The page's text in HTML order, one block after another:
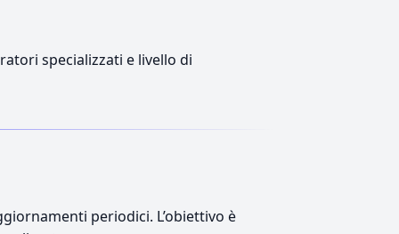
specializzati e livello di
periodici. L’obiettivo è